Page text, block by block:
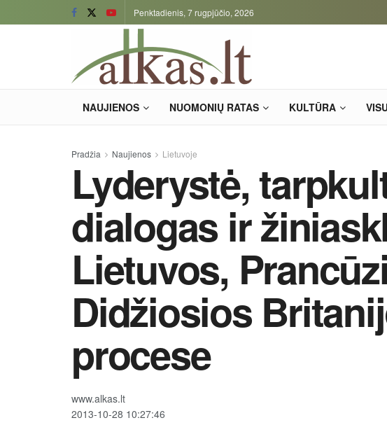
Penktadienis, 7 rugpjūčio, 2026
NAUJIENOS NUOMONIŲ RATAS KULTŪRA
Pradžia Naujienos Lietuvoje
Lyderystė,
dialogas ir
Lietuvos,
Didžiosios
procese
www.alkas.lt
2013-10-28 10:27:46